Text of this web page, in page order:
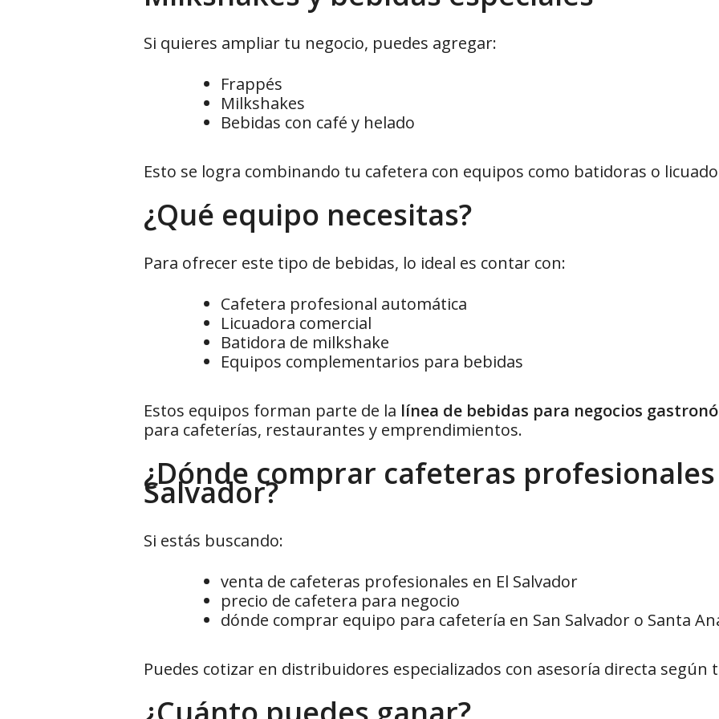
Si quieres ampliar tu negocio, puedes agregar:
Frappés
Milkshakes
Bebidas con café y helado
Esto se logra combinando tu cafetera con equipos como batidoras o
¿Qué equipo necesitas?
Para ofrecer este tipo de bebidas, lo ideal es contar con:
Cafetera profesional automática
Licuadora comercial
Batidora de milkshake
Equipos complementarios para bebidas
Estos equipos forman parte de la línea de bebidas para negocios
para cafeterías, restaurantes y emprendimientos.
¿Dónde comprar cafeteras profesionales
Salvador?
Si estás buscando:
venta de cafeteras profesionales en El Salvador
precio de cafetera para negocio
dónde comprar equipo para cafetería en San Salvador o Santa
Puedes cotizar en distribuidores especializados con asesoría directa según